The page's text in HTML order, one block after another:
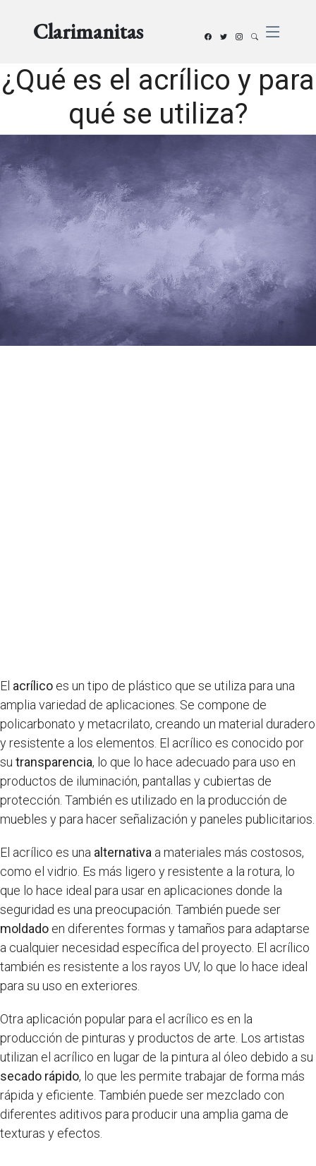
Clarimanitas
¿Qué es el acrílico y para
qué se utiliza?
El acrílico es un tipo de plástico que se utiliza para una
amplia variedad de aplicaciones. Se compone de
policarbonato y metacrilato, creando un material duradero
y resistente a los elementos. El acrílico es conocido por
su transparencia, lo que lo hace adecuado para uso en
productos de iluminación, pantallas y cubiertas de
protección. También es utilizado en la producción de
muebles y para hacer señalización y paneles publicitarios.
El acrílico es una alternativa a materiales más costosos,
como el vidrio. Es más ligero y resistente a la rotura, lo
que lo hace ideal para usar en aplicaciones donde la
seguridad es una preocupación. También puede ser
moldado en diferentes formas y tamaños para adaptarse
a cualquier necesidad específica del proyecto. El acrílico
también es resistente a los rayos UV, lo que lo hace ideal
para su uso en exteriores.
Otra aplicación popular para el acrílico es en la
producción de pinturas y productos de arte. Los artistas
utilizan el acrílico en lugar de la pintura al óleo debido a su
secado rápido, lo que les permite trabajar de forma más
rápida y eficiente. También puede ser mezclado con
diferentes aditivos para producir una amplia gama de
texturas y efectos.